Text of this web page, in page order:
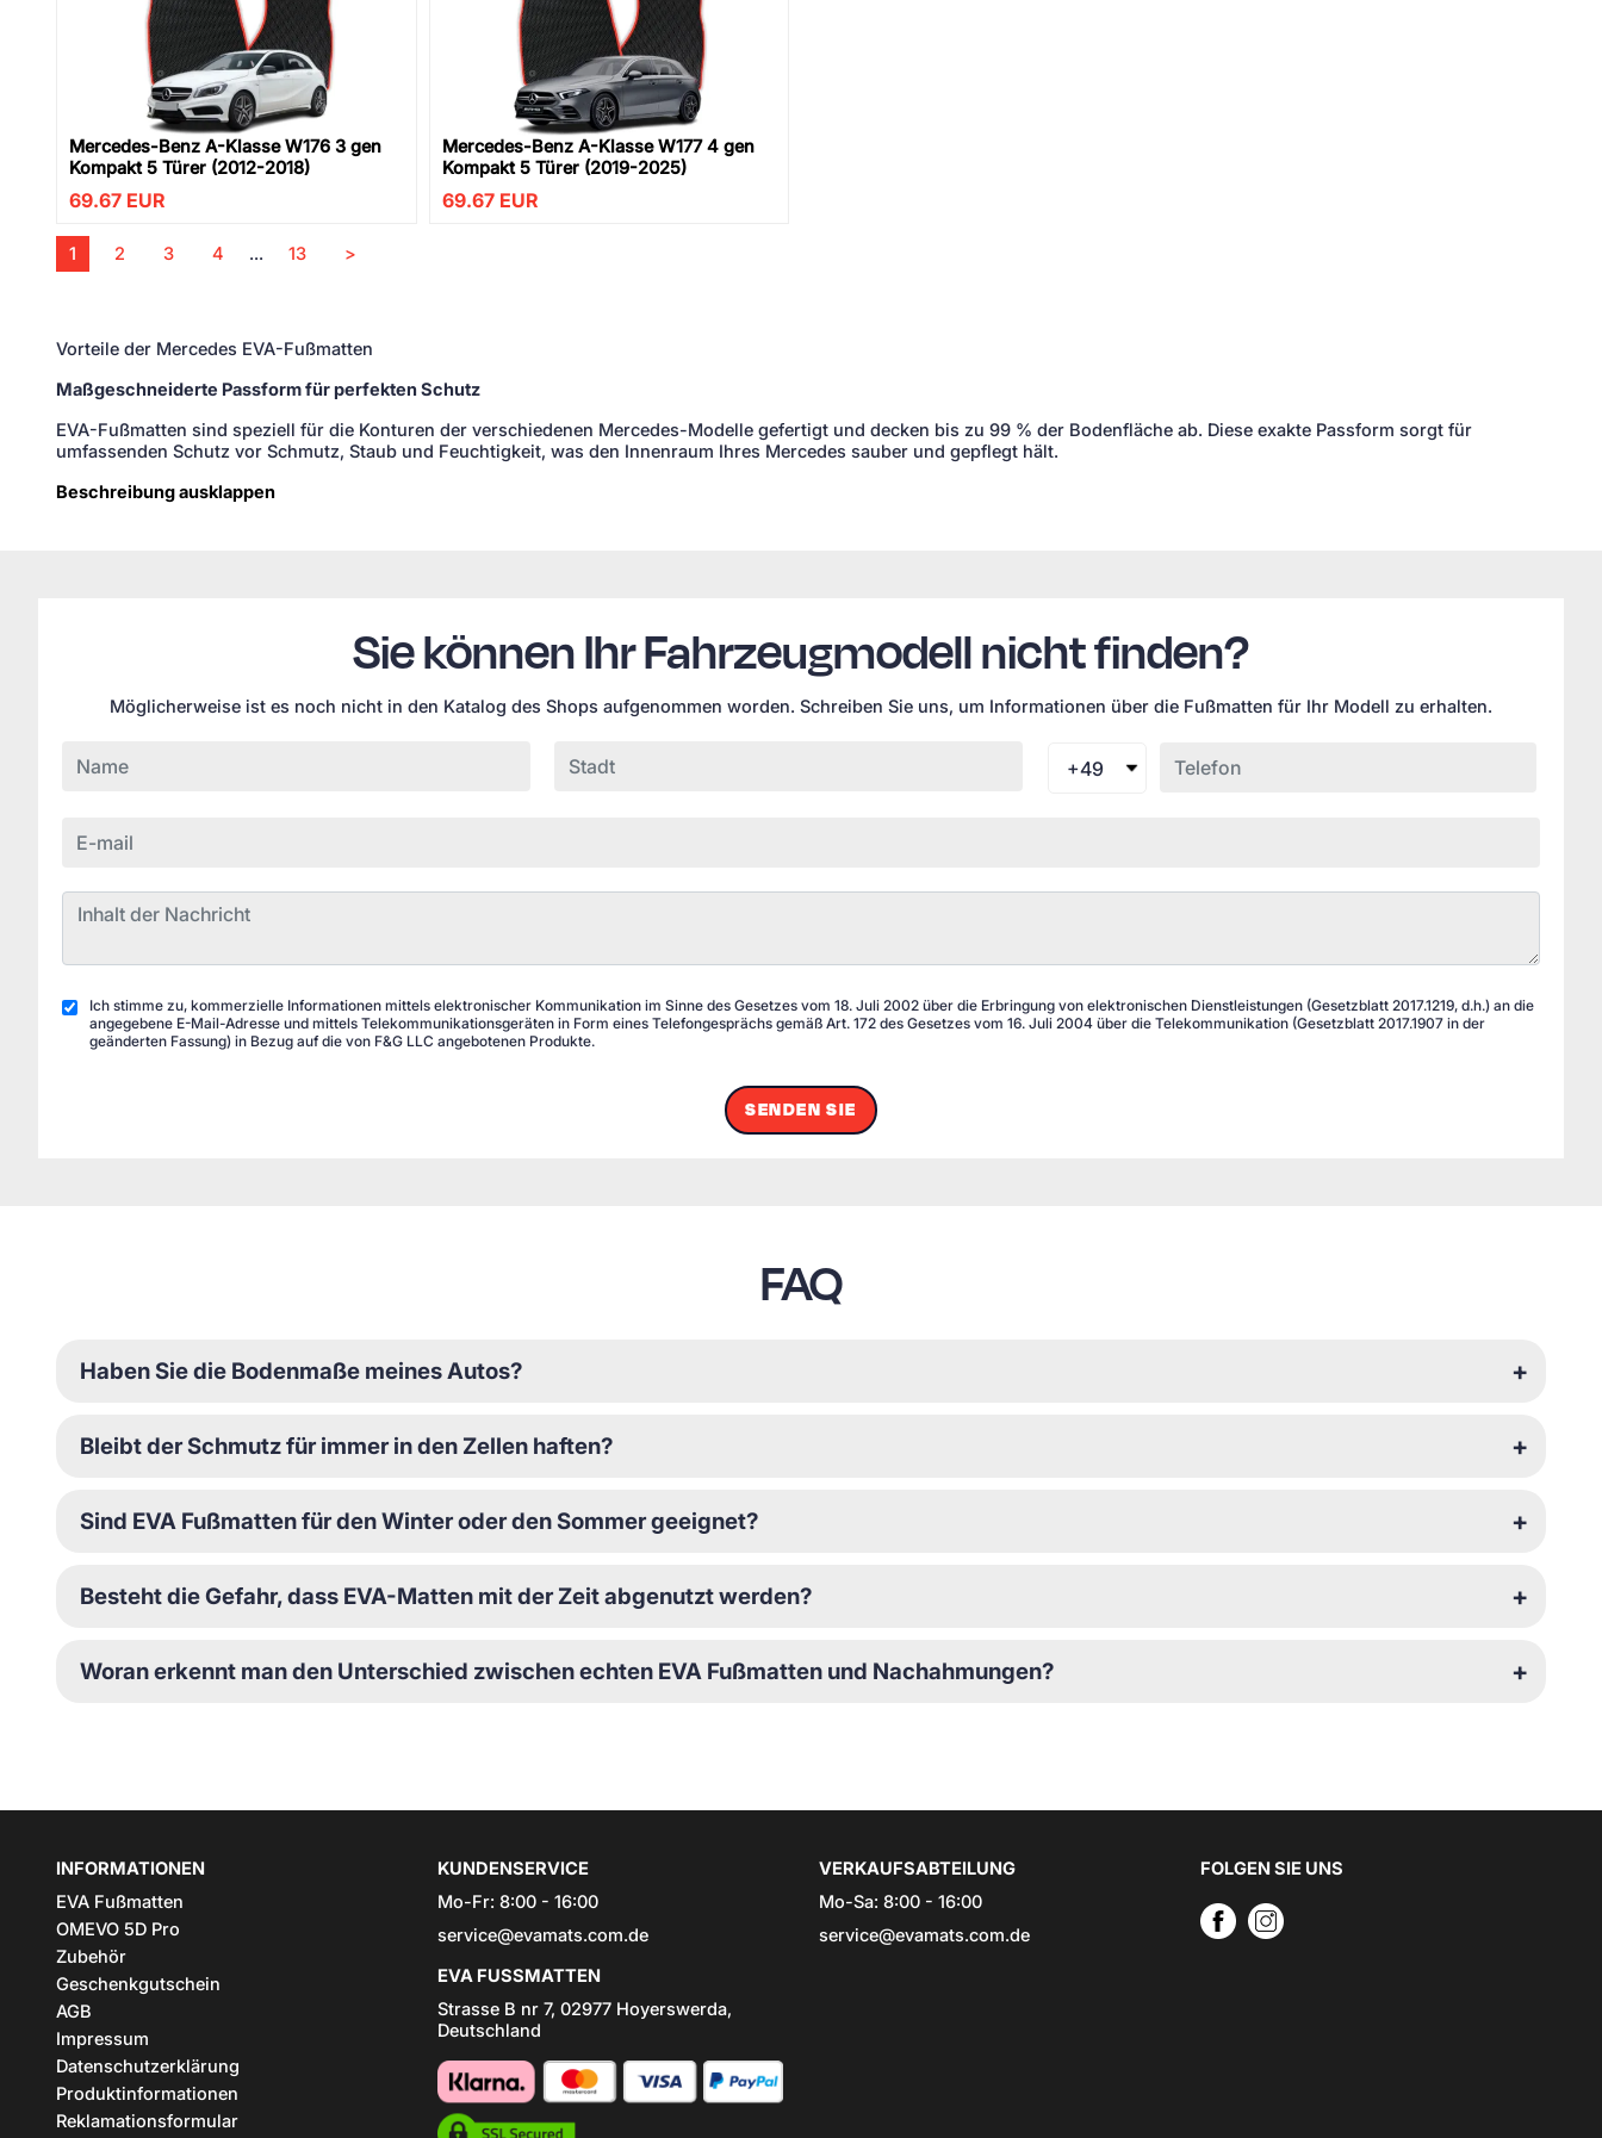
Mercedes-Benz A-Klasse W176 3 gen
Kompakt 5 Türer (2012-2018)
69.67 EUR
Mercedes-Benz A-Klasse W177 4 gen
Kompakt 5 Türer (2019-2025)
69.67 EUR
1 2 3 4 ... 13 >
Vorteile der Mercedes EVA-Fußmatten
Maßgeschneiderte Passform für perfekten Schutz
EVA-Fußmatten sind speziell für die Konturen der verschiedenen Mercedes-Modelle gefertigt und decken bis zu 99 % der Bodenfläche ab. Diese exakte Passform sorgt für
umfassenden Schutz vor Schmutz, Staub und Feuchtigkeit, was den Innenraum Ihres Mercedes sauber und gepflegt hält.
Beschreibung ausklappen
Sie können Ihr Fahrzeugmodell nicht finden?
Möglicherweise ist es noch nicht in den Katalog des Shops aufgenommen worden. Schreiben Sie uns, um Informationen über die Fußmatten für Ihr Modell zu erhalten.
+49
Ich stimme zu, kommerzielle Informationen mittels elektronischer Kommunikation im Sinne des Gesetzes vom 18. Juli 2002 über die Erbringung von elektronischen Dienstleistungen (Gesetzblatt 2017.1219, d.h.) an die
angegebene E-Mail-Adresse und mittels Telekommunikationsgeräten in Form eines Telefongesprächs gemäß Art. 172 des Gesetzes vom 16. Juli 2004 über die Telekommunikation (Gesetzblatt 2017.1907 in der
geänderten Fassung) in Bezug auf die von F&G LLC angebotenen Produkte.
SENDEN SIE
FAQ
Haben Sie die Bodenmaße meines Autos?
Bleibt der Schmutz für immer in den Zellen haften?
Sind EVA Fußmatten für den Winter oder den Sommer geeignet?
Besteht die Gefahr, dass EVA-Matten mit der Zeit abgenutzt werden?
Woran erkennt man den Unterschied zwischen echten EVA Fußmatten und Nachahmungen?
INFORMATIONEN
EVA Fußmatten
OMEVO 5D Pro
Zubehör
Geschenkgutschein
AGB
Impressum
Datenschutzerklärung
Produktinformationen
Reklamationsformular
KUNDENSERVICE
Mo-Fr: 8:00 - 16:00
service@evamats.com.de
EVA FUSSMATTEN
Strasse B nr 7, 02977 Hoyerswerda,
Deutschland
VERKAUFSABTEILUNG
Mo-Sa: 8:00 - 16:00
service@evamats.com.de
FOLGEN SIE UNS